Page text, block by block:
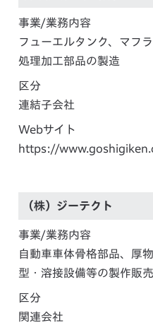
事業/業務内容
フューエルタンク、マフ
処理加工部品の製造
区分
連結子会社
Webサイト
https://
（株）ジーテクト
事業/業務内容
自動車車体骨格部品、厚
型・溶接設備等の製作販売
区分
関連会社